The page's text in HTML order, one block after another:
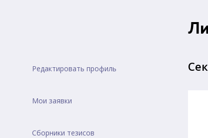
Редактировать профиль
Мои заявки
Сборники тезисов